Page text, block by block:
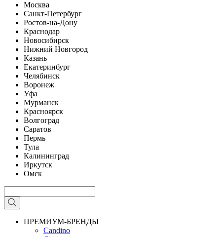
Москва
Санкт-Петербург
Ростов-на-Дону
Краснодар
Новосибирск
Нижний Новгород
Казань
Екатеринбург
Челябинск
Воронеж
Уфа
Мурманск
Красноярск
Волгоград
Саратов
Пермь
Тула
Калининград
Иркутск
Омск
ПРЕМИУМ-БРЕНДЫ
Candino